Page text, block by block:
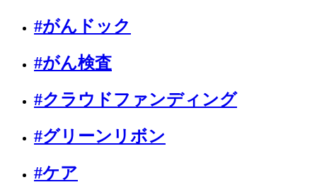
#がんドック
#がん検査
#クラウドファンディング
#グリーンリボン
#ケア